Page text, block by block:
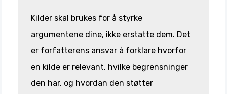
Kilder skal brukes for å styrke
argumentene dine, ikke erstatte dem. Det
er forfatterens ansvar å forklare hvorfor
en kilde er relevant, hvilke begrensninger
den har, og hvordan den støtter